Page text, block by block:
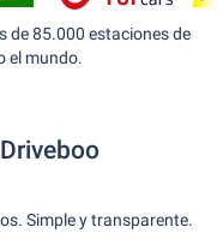
de 85.000 estaciones de
el mundo.
Simple y transparente.